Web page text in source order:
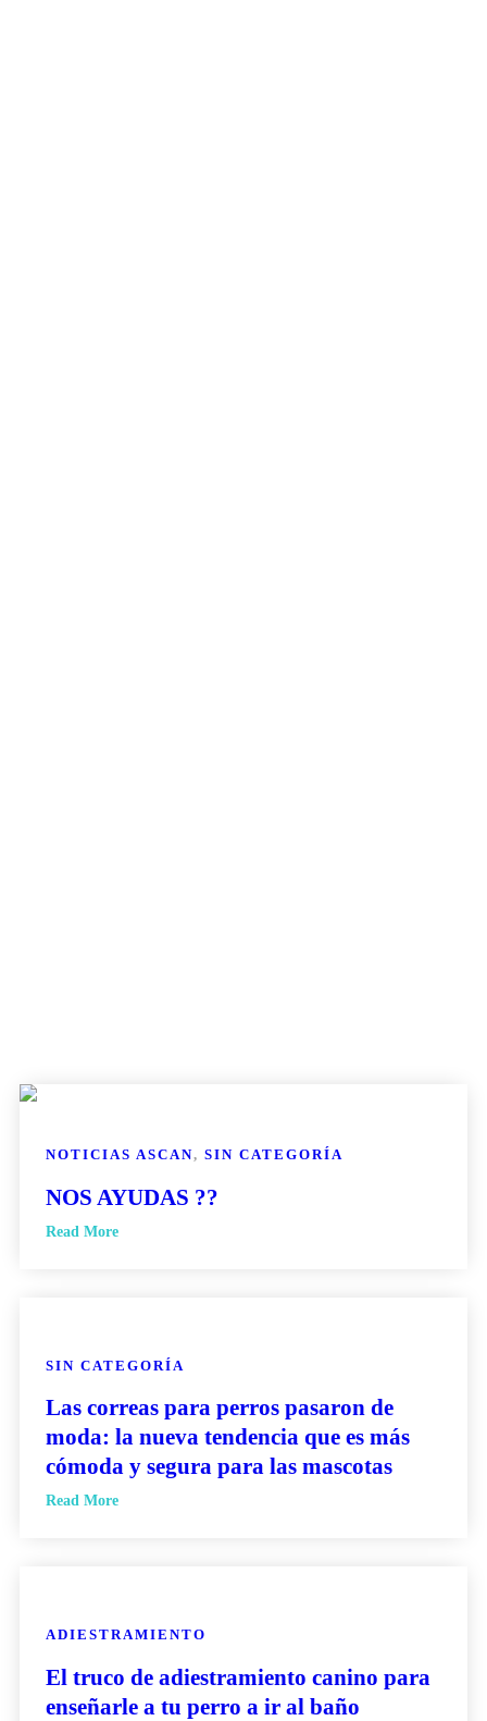
NOTICIAS ASCAN, SIN CATEGORÍA
NOS AYUDAS ??
Read More
SIN CATEGORÍA
Las correas para perros pasaron de
moda: la nueva tendencia que es más
cómoda y segura para las mascotas
Read More
ADIESTRAMIENTO
El truco de adiestramiento canino para
enseñarle a tu perro a ir al baño